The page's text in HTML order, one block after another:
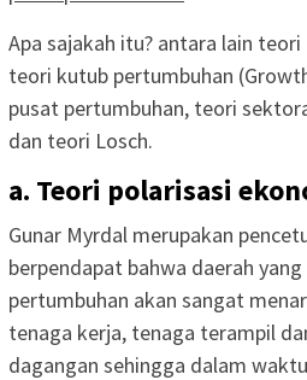
Apa sajakah itu? antara lain
teori kutub pertumbuhan
pusat pertumbuhan, teori
dan teori Losch.
a. Teori polarisasi
Gunar Myrdal merupakan
berpendapat bahwa daerah
pertumbuhan akan sangat
tenaga kerja, tenaga terampil
dagangan sehingga dalam